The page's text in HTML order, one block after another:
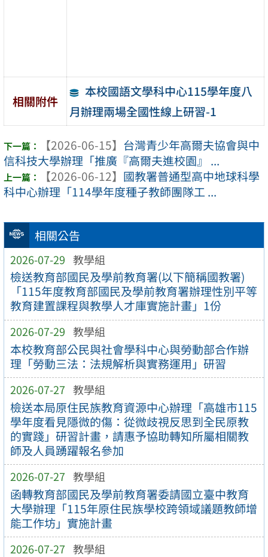
相關公告
2026-07-29 教學組
檢送教育部國民及學前教育署(以下簡稱國教署)
「115年度教育部國民及學前教育署辦理性別平等
教育建置課程與教學人才庫實施計畫」1份
2026-07-29 教學組
本校教育部公民與社會學科中心與勞動部合作辦
理「勞動三法：法規解析與實務運用」研習
2026-07-27 教學組
檢送本局原住民族教育資源中心辦理「高雄市115
學年度看見隱微的傷：從微歧視反思到全民原教
的實踐」研習計畫，請惠予協助轉知所屬相關教
師及人員踴躍報名參加
2026-07-27 教學組
函轉教育部國民及學前教育署委請國立臺中教育
大學辦理「115年原住民族學校跨領域議題教師增
能工作坊」實施計畫
2026-07-27 教學組
相關附件
本校國語文學科中心115學年度八
月辦理兩場全國性線上研習-1
【2026-06-15】 台灣青少年高爾夫協會與中
信科技大學辦理「推廣『高爾夫進校園』 ...
【2026-06-12】 國教署普通型高中地球科學
科中心辦理「114學年度種子教師團隊工 ...